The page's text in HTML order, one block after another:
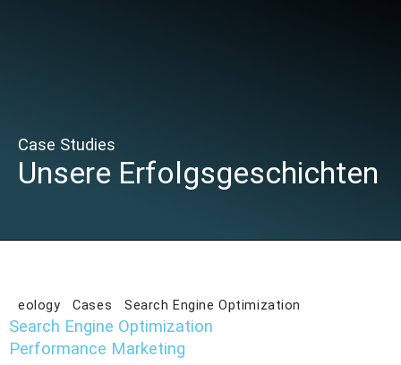
Case Studies
Unsere Erfolgsgeschichten
eology Cases Search Engine Optimization
Search Engine Optimization
Performance Marketing